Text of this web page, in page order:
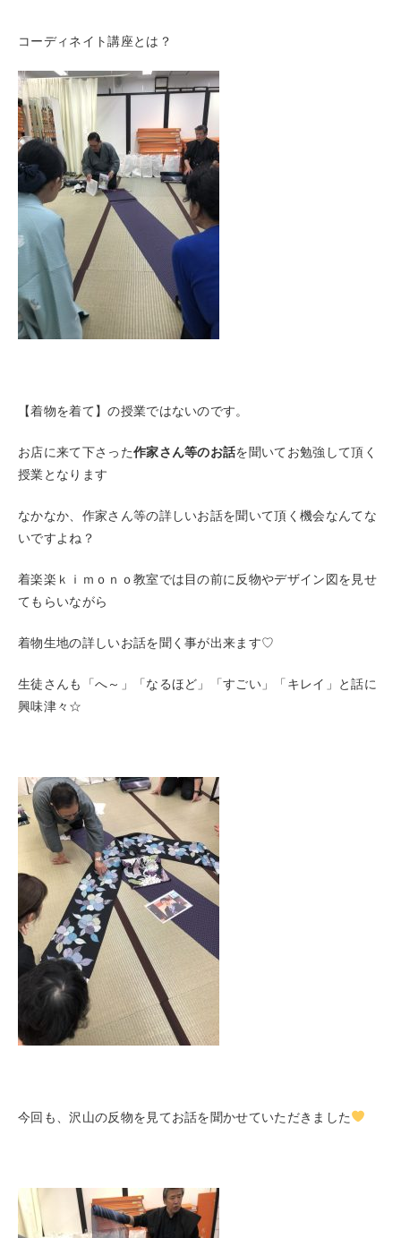
コーディネイト講座とは？
【着物を着て】の授業ではないのです。
お店に来て下さった作家さん等のお話を聞いてお勉強して頂く
授業となります
なかなか、作家さん等の詳しいお話を聞いて頂く機会なんてな
いですよね？
着楽楽ｋｉｍｏｎｏ教室では目の前に反物やデザイン図を見せ
てもらいながら
着物生地の詳しいお話を聞く事が出来ます♡
生徒さんも「へ～」「なるほど」「すごい」「キレイ」と話に
興味津々☆
今回も、沢山の反物を見てお話を聞かせていただきました